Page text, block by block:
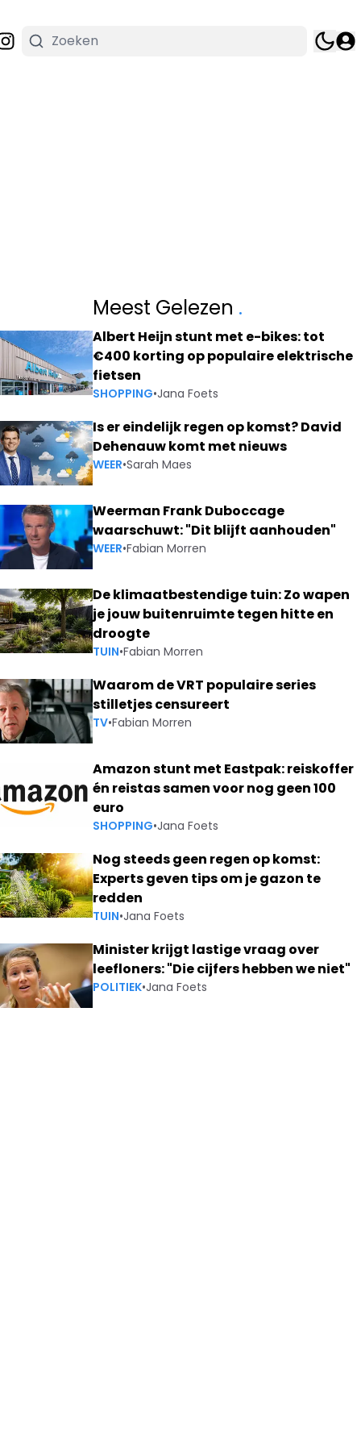
Meest Gelezen .
Albert Heijn stunt met e-bikes: tot
€400 korting op populaire elektrische
fietsen
SHOPPING•Jana Foets
Is er eindelijk regen op komst? David
Dehenauw komt met nieuws
WEER•Sarah Maes
Weerman Frank Duboccage
waarschuwt: "Dit blijft aanhouden"
WEER•Fabian Morren
De klimaatbestendige tuin: Zo wapen
je jouw buitenruimte tegen hitte en
droogte
TUIN•Fabian Morren
Waarom de VRT populaire series
stilletjes censureert
TV•Fabian Morren
Amazon stunt met Eastpak: reiskoffer
én reistas samen voor nog geen 100
euro
SHOPPING•Jana Foets
Nog steeds geen regen op komst:
Experts geven tips om je gazon te
redden
TUIN•Jana Foets
Minister krijgt lastige vraag over
leefloners: "Die cijfers hebben we niet"
POLITIEK•Jana Foets